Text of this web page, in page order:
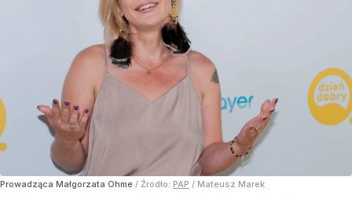
Prowadząca Małgorzata Ohme / Źródło: PAP / Mateusz Marek